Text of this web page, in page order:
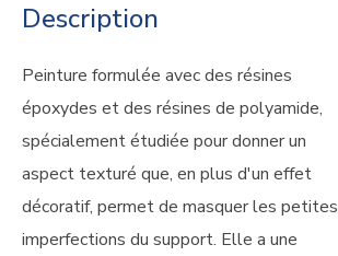
Description
Peinture formulée avec des résines
époxydes et des résines de polyamide,
spécialement étudiée pour donner un
aspect texturé que, en plus d'un effet
décoratif, permet de masquer les petites
imperfections du support. Elle a une